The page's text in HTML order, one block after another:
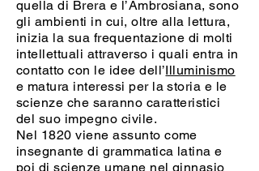
quella di Brera e l’Ambrosiana, sono
gli ambienti in cui, oltre alla lettura,
inizia la sua frequentazione di molti
intellettuali attraverso i quali entra in
contatto con le idee dell’Illuminismo
e matura interessi per la storia e le
scienze che saranno caratteristici
del suo impegno civile.
Nel 1820 viene assunto come
insegnante di grammatica latina e
poi di scienze umane nel ginnasio